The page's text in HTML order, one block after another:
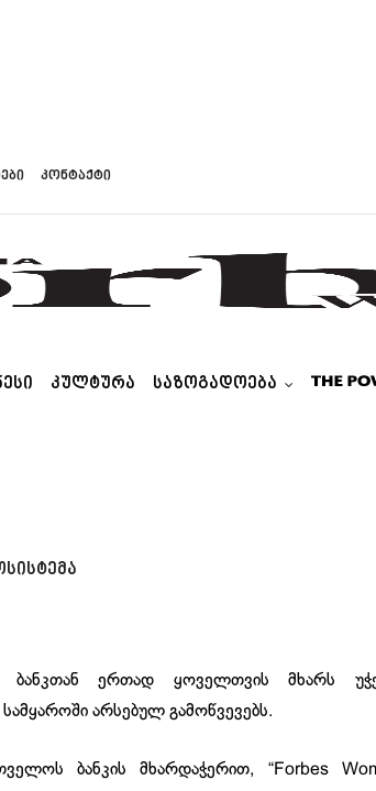
კონტაქტი
ᲙᲣᲚᲢᲣᲠᲐ ᲡᲐᲖᲝᲒᲐᲓᲝᲔᲑᲐ
ბანკთან ერთად ყოველთვის მხარს
არსებულ გამოწვევებს.
ბანკის მხარდაჭერით, “Forbes